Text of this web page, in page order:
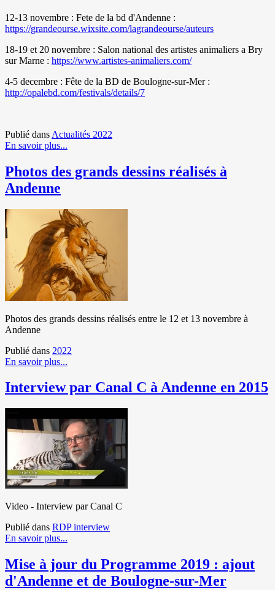
12-13 novembre : Fete de la bd d'Andenne :
https://grandeourse.wixsite.com/lagrandeourse/auteurs
18-19 et 20 novembre : Salon national des artistes animaliers a Bry
sur Marne : https://www.artistes-animaliers.com/
4-5 decembre : Fête de la BD de Boulogne-sur-Mer :
http://opalebd.com/festivals/details/7
Publié dans Actualités 2022
En savoir plus...
Photos des grands dessins réalisés à
Andenne
Photos des grands dessins réalisés entre le 12 et 13 novembre à
Andenne
Publié dans 2022
En savoir plus...
Interview par Canal C à Andenne en 2015
Video - Interview par Canal C
Publié dans RDP interview
En savoir plus...
Mise à jour du Programme 2019 : ajout
d'Andenne et de Boulogne-sur-Mer